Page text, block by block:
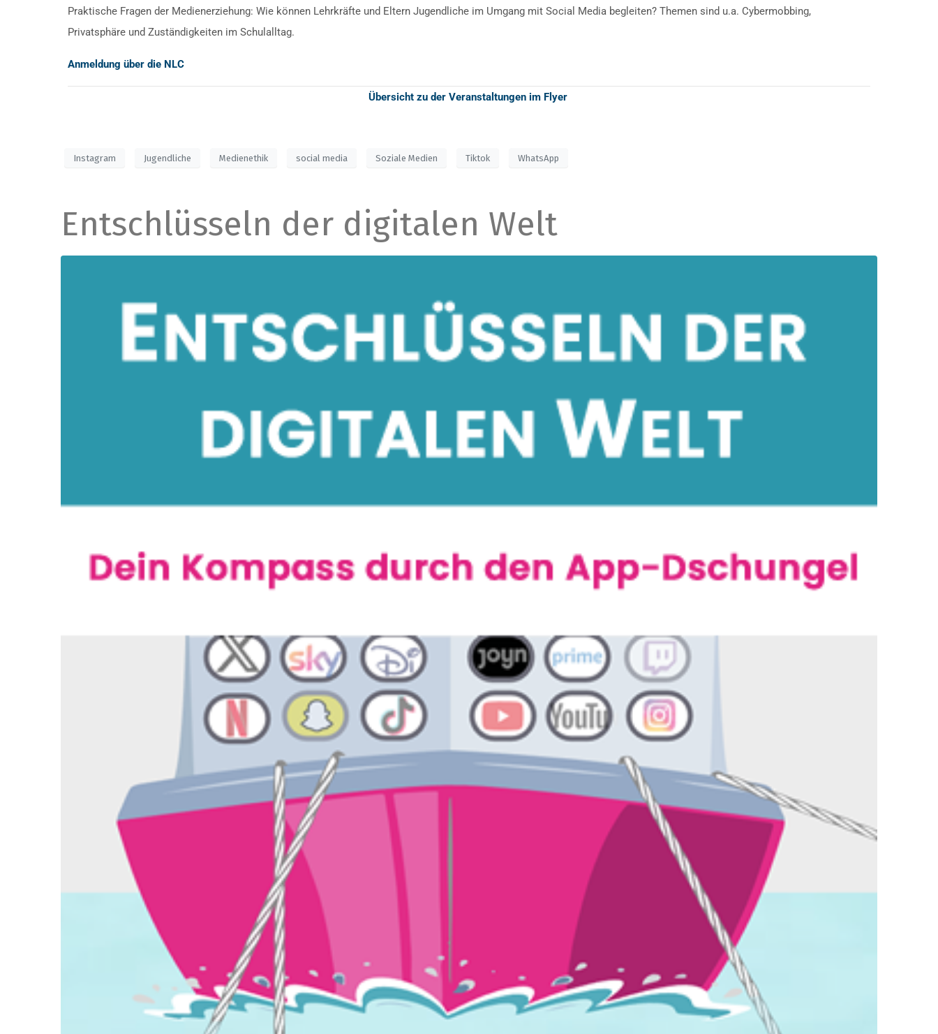
Praktische Fragen der Medienerziehung: Wie können Lehrkräfte und Eltern Jugendliche im Umgang mit Social Media begleiten? Themen sind u.a. Cybermobbing,
Privatsphäre und Zuständigkeiten im Schulalltag.
Anmeldung über die NLC
Übersicht zu der Veranstaltungen im Flyer
Instagram Jugendliche Medienethik social media Soziale Medien Tiktok WhatsApp
Entschlüsseln der digitalen Welt